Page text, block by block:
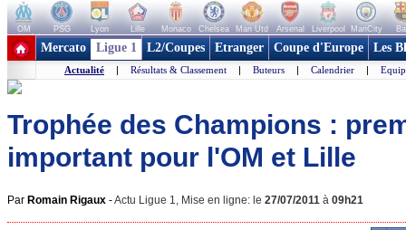
OM PSG Lyon Lille Monaco Chelsea Man Utd Arsenal Liverpool ManCity
+ de clubs
Mercato Ligue 1 L2/Coupes Etranger Coupe d'Europe Les
Actualité | Résultats & Classement | Buteurs | Calendrier |
Trophée des Champions :
important pour l'OM et Lille
Par Romain Rigaux -Actu Ligue 1, Mise en ligne: le 27/07/2011 à 09h21